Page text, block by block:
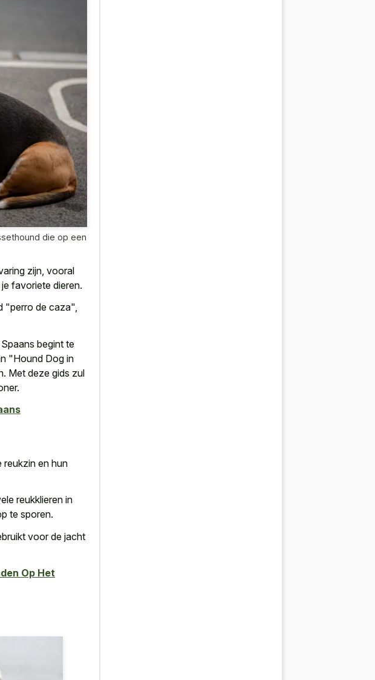
die op een
zijn, vooral
favoriete dieren.
"perro de caza",
begint te
"Hound Dog in
Met deze gids zul
reukzin en hun
reukklieren in
te sporen.
voor de jacht
Op Het